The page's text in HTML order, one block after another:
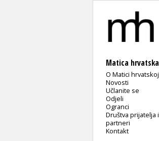
Matica hrvatska
O Matici hrvatskoj
Novosti
Učlanite se
Odjeli
Ogranci
Društva prijatelja i
partneri
Kontakt